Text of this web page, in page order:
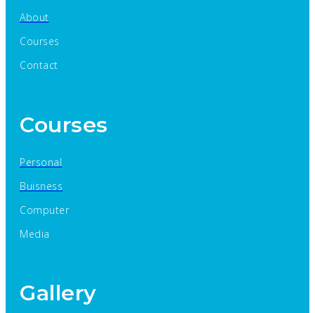
About
Courses
Contact
Courses
Personal
Buisness
Computer
Media
Gallery